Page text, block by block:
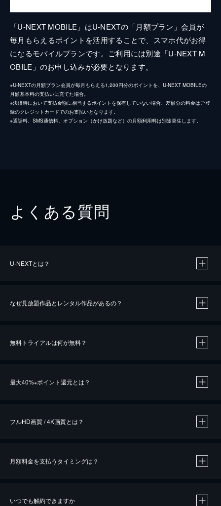
「U-NEXT MOBILE」はU-NEXTの「月額プラン」会員が
毎月もらえるポイントを活用することで、スマホ代がお得
になるモバイルプランです。ご利用には別途「U-NEXT M
OBILE」のお申し込みが必要となります。
※U-NEXTの月額プラン会員が毎月もらえる1,200円分のポイントを、U-NEXT MOBILEの
月額基本料の支払いに充てた場合。
※決済時において支払金額に相当するポイントを保有していない場合、差額分の料金はご登
録のクレジットカードでのお支払いとなります。
※通話料、SMS通信料、オプション（かけ放題など）の月額利用料は別途発生します。
よくある質問
U-NEXTとは？
なぜ見放題作品とレンタル作品があるの？
無料トライアルは何が無料？
最大40%※ポイント還元とは？
※40％ポイント還元の対象は、クレジットカード決済による作品の購入 / レンタルです。
iOSアプリのUコイン決済による作品の購入 / レンタルは、20％のポイント還元です。
フルHD画質 / 4K画質とは？
月額料金を支払うタイミングは？
いつでも解約できますか